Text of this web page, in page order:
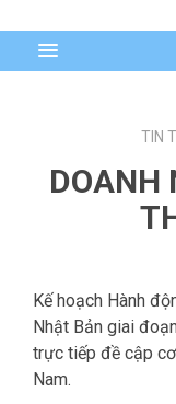
TIN
DOANH
Kế hoạch Hành
Nhật Bản giai
trực tiếp đề cập
Nam.